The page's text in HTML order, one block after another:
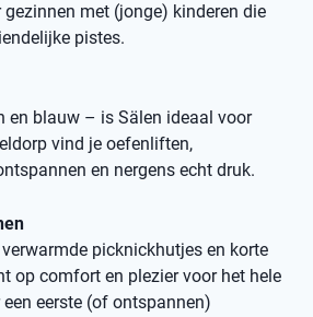
met (jonge) kinderen die
pistes.
en blauw – is Sälen ideaal voor
vind je oefenliften,
en nergens echt druk.
picknickhutjes en korte
op comfort en plezier voor het hele
eerste (of ontspannen)